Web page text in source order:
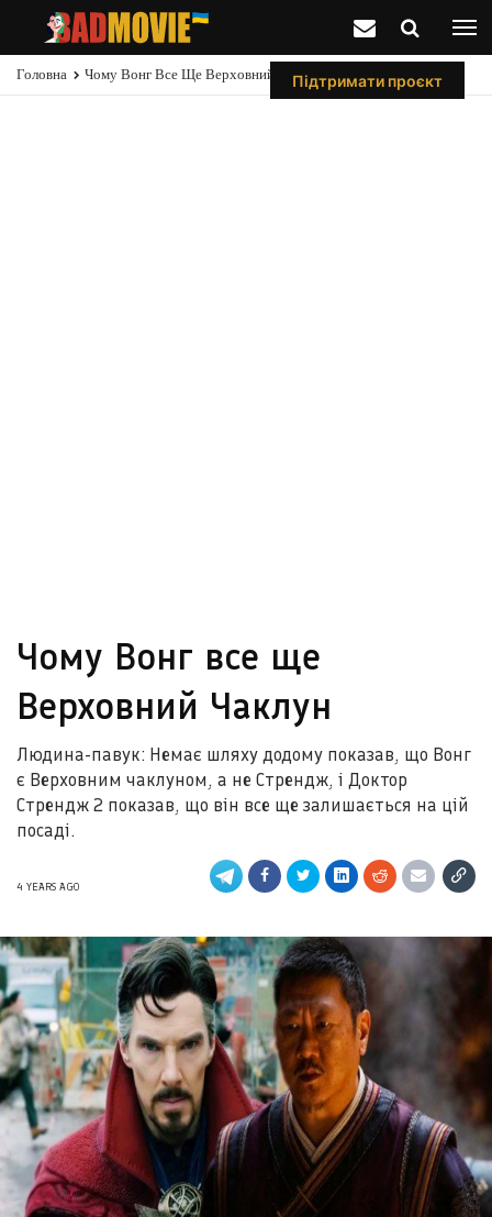
Підтримати проєкт
Головна Чому Вонг Все Ще Верховний Чаклун
Чому Вонг все ще
Верховний Чаклун
Людина-павук: Немає шляху додому показав, що Вонг
є Верховним чаклуном, а не Стрендж, і Доктор
Стрендж 2 показав, що він все ще залишається на цій
посаді.
4 YEARS AGO